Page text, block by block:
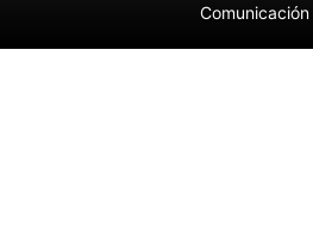
Comunicación